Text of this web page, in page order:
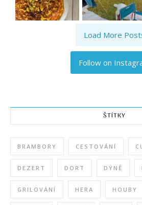
Load More
Follow on
ŠTÍTKY
BRAMBORY CESTOVÁNÍ
DEZERT DORT DÝNĚ
GRILOVÁNÍ HERA HOUBY